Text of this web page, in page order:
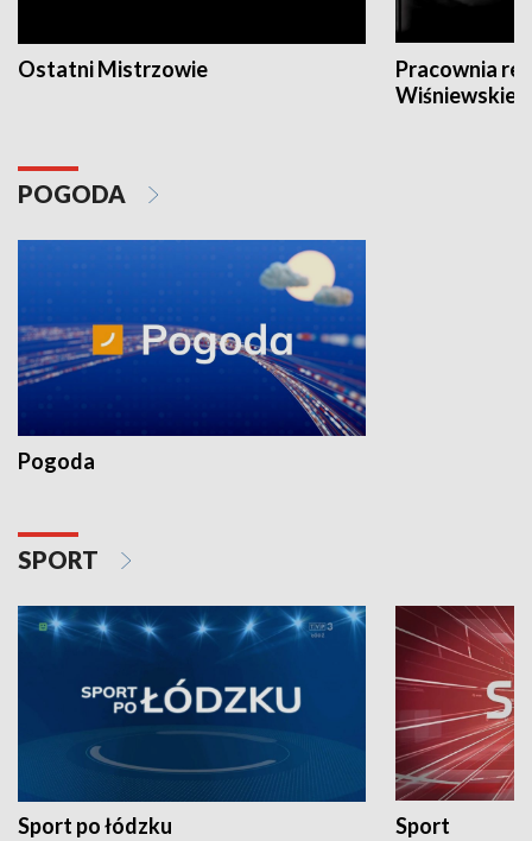
Ostatni Mistrzowie
Pracownia
POGODA
Pogoda
SPORT
Sport po łódzku Sport